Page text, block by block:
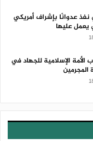
نفذ عدوانًا بإشراف أمريكي
يعمل عليها
الإسلامية للجهاد في
المجرمين